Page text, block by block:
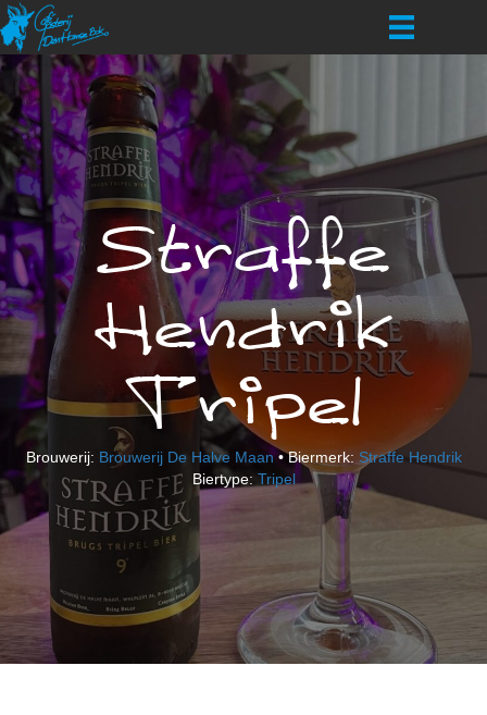
Straffe
Hendrik
Tripel
Brouwerij: Brouwerij De Halve Maan• Biermerk:Straffe Hendrik
Biertype: Tripel